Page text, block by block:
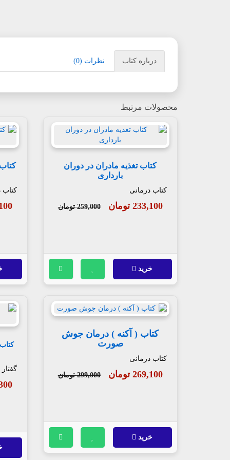
درباره کتاب نظرات (0)
محصولات مرتبط
کتاب تغذیه مادران در دوران
بارداری
کتاب درمانی
233,100 تومان 259,000 تومان
خرید
کتاب
کتاب ( آکنه ) درمان جوش
صورت
کتاب درمانی
269,100 تومان 299,000 تومان
خرید
گفتار